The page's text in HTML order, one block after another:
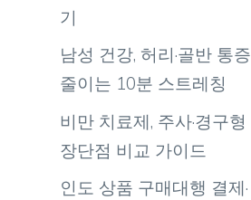
기
남성 건강, 허리·골반 통증
줄이는 10분 스트레칭
비만 치료제, 주사·경구형
장단점 비교 가이드
인도 상품 구매대행 결제·